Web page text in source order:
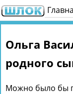
Ольга
родного
Можно было бы